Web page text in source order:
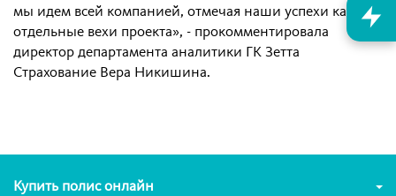
мы идем всей компанией, отмечая наши успехи как
отдельные вехи проекта», - прокомментировала
директор департамента аналитики ГК Зетта
Страхование Вера Никишина.
Купить полис онлайн